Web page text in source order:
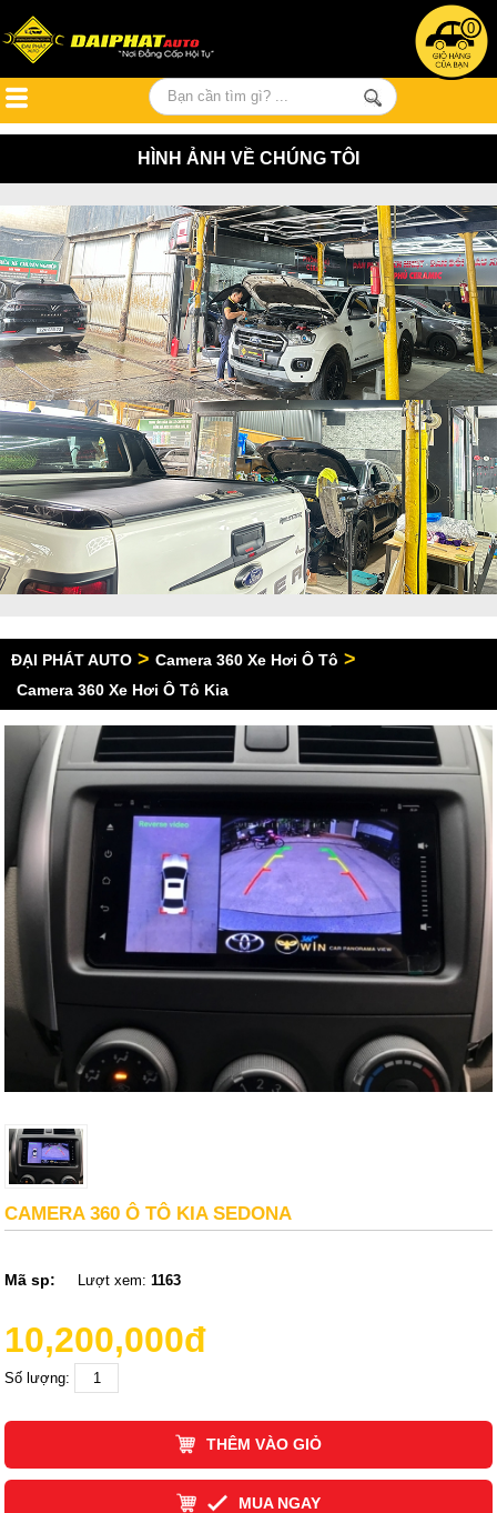
0
HÌNH ẢNH VỀ CHÚNG TÔI
ĐẠI PHÁT AUTO > Camera 360 Xe Hơi Ô Tô >
Camera 360 Xe Hơi Ô Tô Kia
CAMERA 360 Ô TÔ KIA SEDONA
Mã sp: Lượt xem:1163
10,200,000đ
Số lượng:
THÊM VÀO GIỎ
MUA NGAY